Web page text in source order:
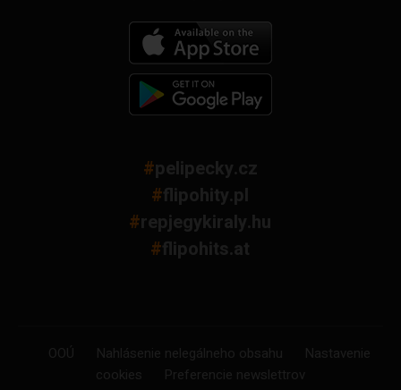
#pelipecky.cz
#flipohity.pl
#repjegykiraly.hu
#flipohits.at
OOÚ Nahlásenie nelegálneho obsahu
Nastavenie
cookies
Preferencie newslettrov